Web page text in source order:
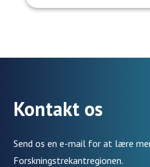
Kontakt os
Send os en e-mail for at lære
Forskningstrekantregionen.